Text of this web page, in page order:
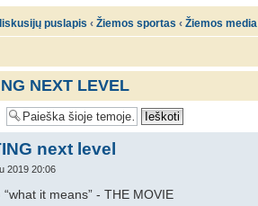
puslapis ‹ Žiemos sportas ‹ Žiemos media
NEXT LEVEL
next level
2019 20:06
“what it means” - THE MOVIE